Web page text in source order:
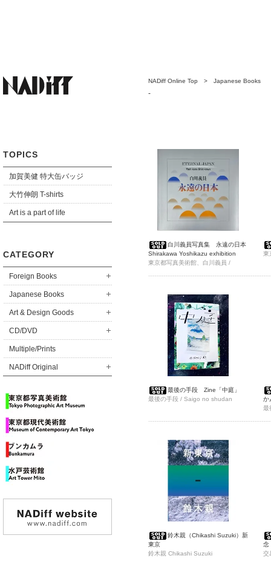
TOPICS
加賀美健 特大缶バッジ
大竹伸朗 T-shirts
Art is a part of life
CATEGORY
Foreign Books
Japanese Books
Art & Design Goods
CD/DVD
Multiple/Prints
NADiff Original
NADiff Online Top > Japanese Books
-
白川義員写真集 永遠の日本
Shirakawa Yoshikazu exhibition
Eternal Japan/ The Earth
東京都写真美術館、白川義員 /
東
最後の手段 Zine「中庭」
最後の手段 / Saigo no shudan
か
最
鈴木親（Chikashi Suzuki）新
東京
鈴木親 Chikashi Suzuki
念
「
交